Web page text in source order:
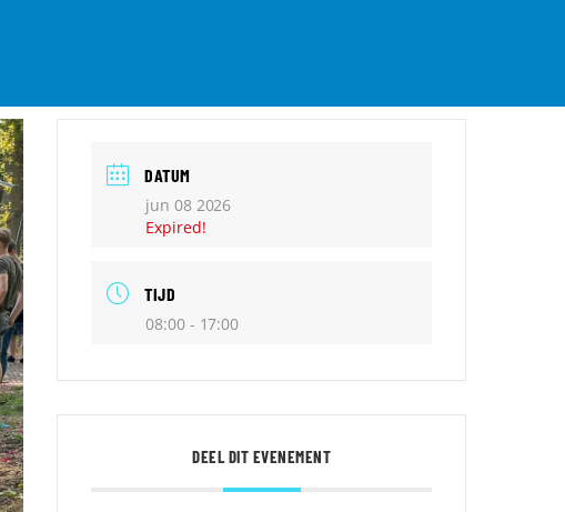
DATUM
jun 08 2026
Expired!
TIJD
08:00 - 17:00
DEEL DIT EVENEMENT